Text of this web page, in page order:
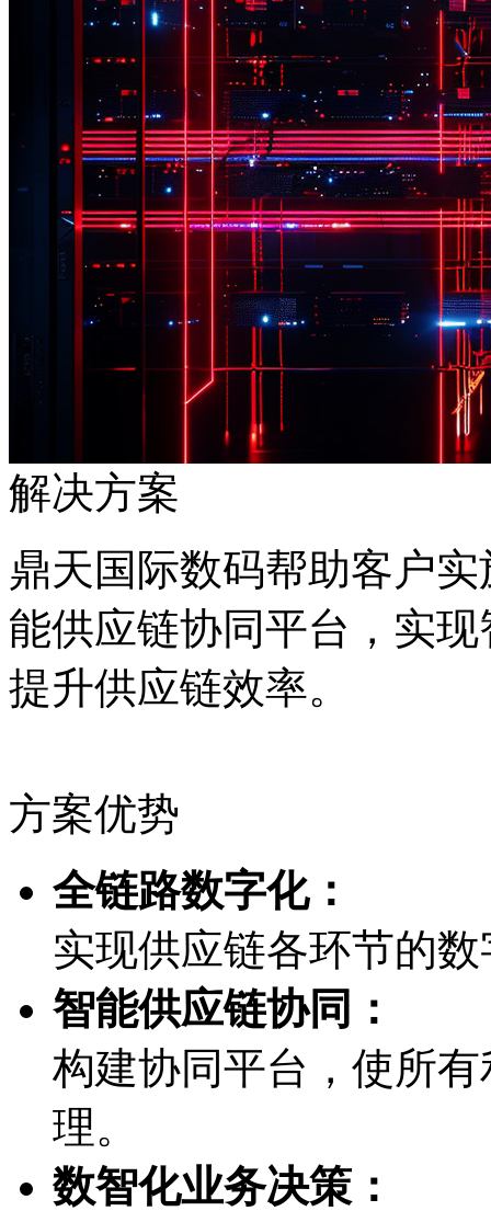
解决方案
鼎天国际数码帮助客户实
能供应链协同平台，实
提升供应链效率。
方案优势
全链路数字化：
实现供应链各环节的数
智能供应链协同：
构建协同平台，使所
理。
数智化业务决策：